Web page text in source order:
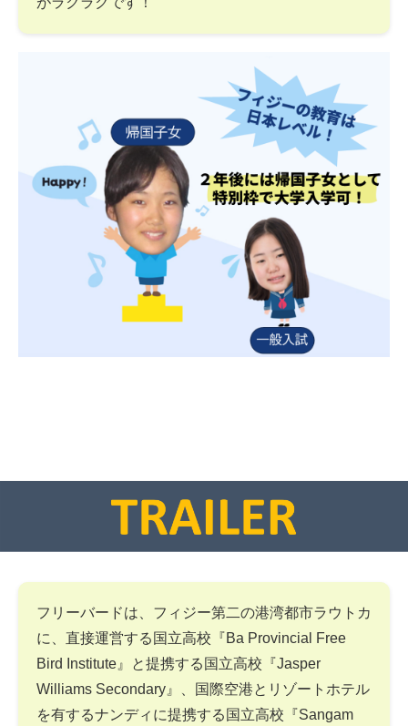
フリーバードは、フィジー第二の港湾都市ラウトカ
に、直接運営する国立高校『Ba Provincial Free
Bird Institute』と提携する国立高校『Jasper
Williams Secondary』、国際空港とリゾートホテル
を有するナンディに提携する国立高校『Sangam